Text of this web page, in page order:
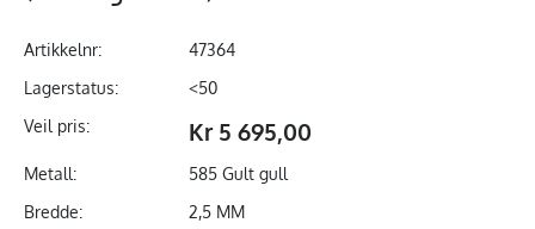
Artikkelnr:
47364
Lagerstatus:
<50
Veil pris:
Kr 5 695,00
Metall:
585 Gult gull
Bredde:
2,5 MM